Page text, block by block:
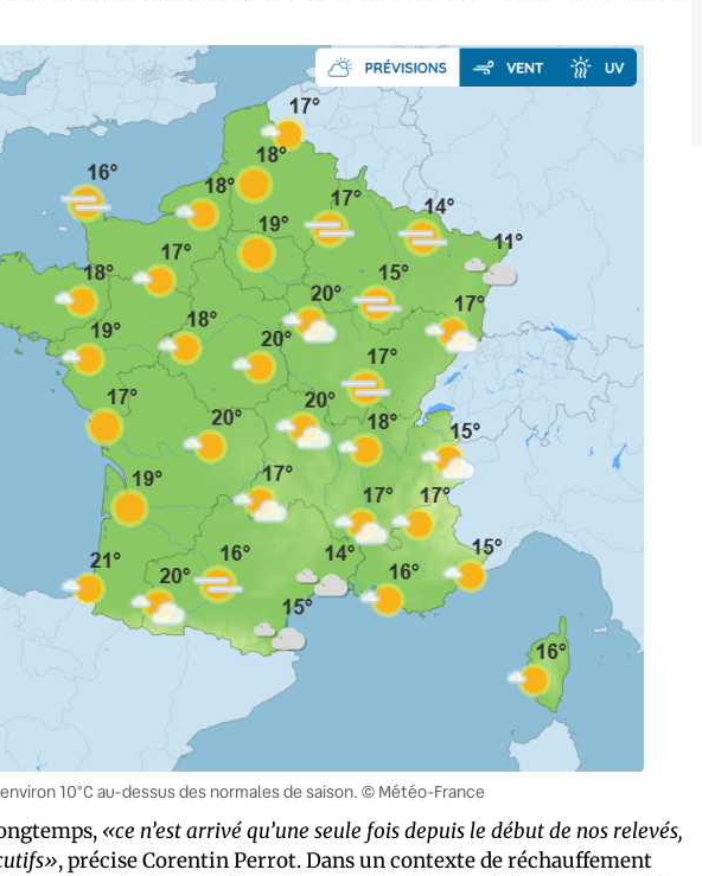
10°C au-dessus des normales de saison. © Météo-France
«ce n’est arrivé qu’une seule fois depuis le début de nos relevés,
, précise Corentin Perrot. Dans un contexte de réchauffement